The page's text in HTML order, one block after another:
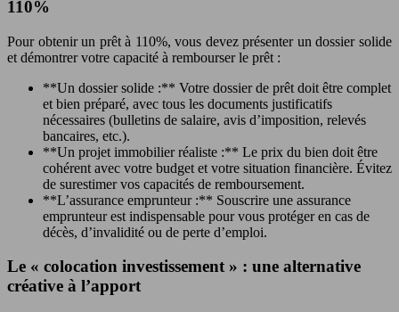
110%
Pour obtenir un prêt à 110%, vous devez présenter un dossier solide
et démontrer votre capacité à rembourser le prêt :
**Un dossier solide :** Votre dossier de prêt doit être complet
et bien préparé, avec tous les documents justificatifs
nécessaires (bulletins de salaire, avis d’imposition, relevés
bancaires, etc.).
**Un projet immobilier réaliste :** Le prix du bien doit être
cohérent avec votre budget et votre situation financière. Évitez
de surestimer vos capacités de remboursement.
**L’assurance emprunteur :** Souscrire une assurance
emprunteur est indispensable pour vous protéger en cas de
décès, d’invalidité ou de perte d’emploi.
Le « colocation investissement » : une alternative
créative à l’apport